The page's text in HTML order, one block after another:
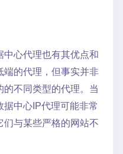
中心代理也有其优点和
端的代理，但事实并非
不同类型的代理。当
中心IP代理可能非常
们与某些严格的网站不